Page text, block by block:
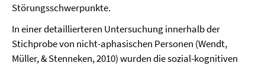
Störungsschwerpunkte.
In einer detaillierteren Untersuchung innerhalb der
Stichprobe von nicht-aphasischen Personen (Wendt,
Müller, & Stenneken, 2010) wurden die sozial-kognitiven